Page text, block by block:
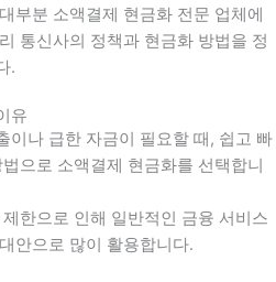
부분 소액결제 현금화 전문 업체에
통신사의 정책과 현금화 방법을 정
.
유
이나 급한 자금이 필요할 때 , 쉽고 빠
으로 소액결제 현금화를 선택합니
한으로 인해 일반적인 금융 서비스
안으로 많이 활용합니다.